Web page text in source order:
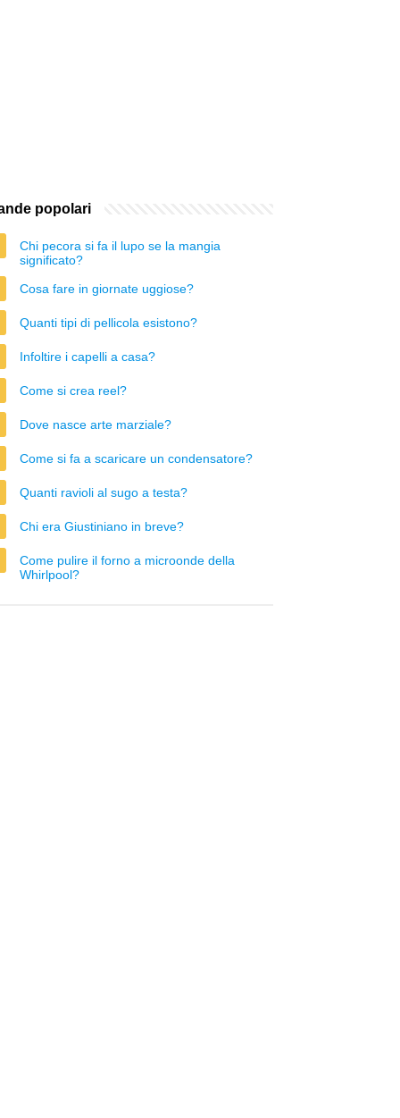
popolari
Chi pecora si fa il lupo se la mangia
significato?
Cosa fare in giornate uggiose?
Quanti tipi di pellicola esistono?
Infoltire i capelli a casa?
Come si crea reel?
Dove nasce arte marziale?
Come si fa a scaricare un condensatore?
Quanti ravioli al sugo a testa?
Chi era Giustiniano in breve?
Come pulire il forno a microonde della
Whirlpool?